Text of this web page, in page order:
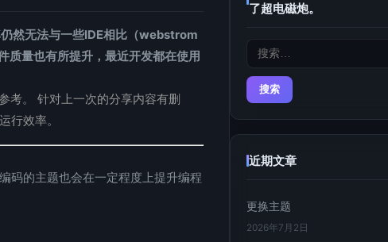
然无法与一些IDE相比（webstrom
量也有所提升，最近开发都在使用
考。 针对上一次的分享内容有删
行效率。
码的主题也会在一定程度上提升编程
了超电磁炮。
搜
近期文章
更换主题
2026年7月2日